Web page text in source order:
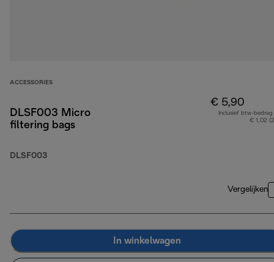
ACCESSORIES
DLSF003 Micro
filtering bags
DLSF003
€ 5,90
Inclusief btw-bedrag
€ 1,02
Vergelijken
In winkelwagen